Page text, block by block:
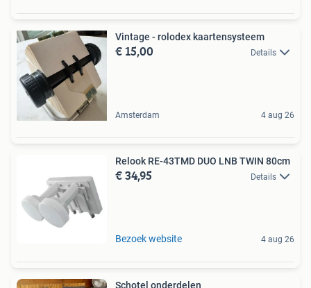
Vintage - rolodex kaartensysteem
€ 15,00 Details
Amsterdam 4 aug 26
Relook RE-43TMD DUO LNB TWIN 80cm
€ 34,95 Details
Bezoek website 4 aug 26
Schotel onderdelen